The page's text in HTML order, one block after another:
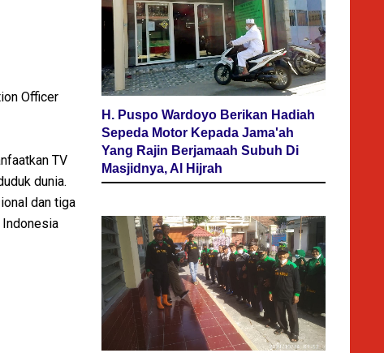
Officer
TV
dunia.
dan tiga
H. Puspo Wardoyo Berikan Hadiah
Sepeda Motor Kepada Jama'ah
Yang Rajin Berjamaah Subuh Di
Masjidnya, Al Hijrah